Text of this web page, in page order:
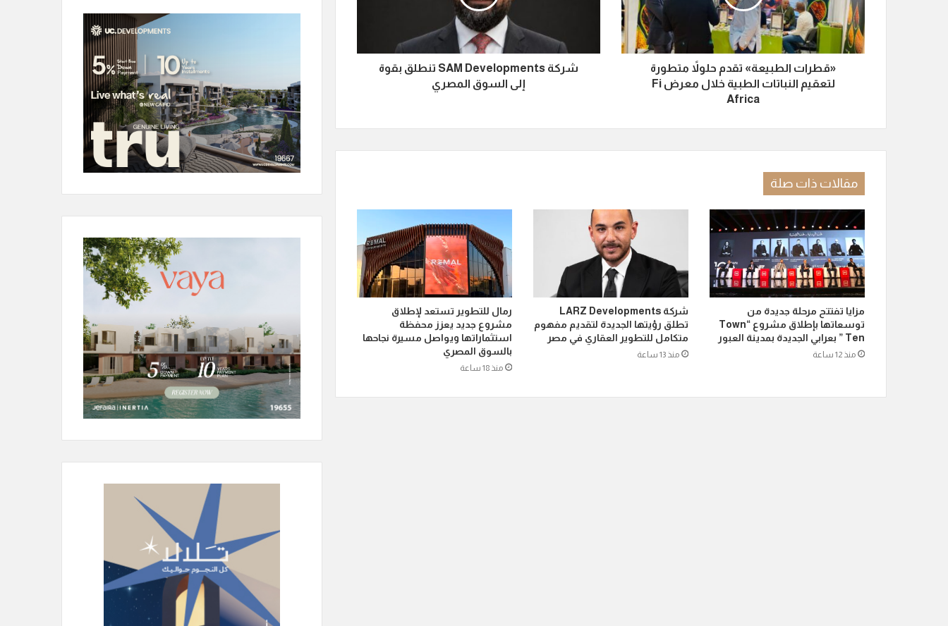
«قطرات الطبيعة» تقدم حلولاً متطورة
لتعقيم النباتات الطبية خلال معرض Fi
Africa
شركة SAM Developments تنطلق بقوة
إلى السوق المصري
مقالات ذات صلة
مزايا تفتتح مرحلة جديدة من
توسعاتها بإطلاق مشروع “Town
Ten ” بعرابي الجديدة بمدينة العبور
منذ 12 ساعة
شركة LARZ Developments
تطلق رؤيتها الجديدة لتقديم مفهوم
متكامل للتطوير العقاري في مصر
منذ 13 ساعة
رمال للتطوير تستعد لإطلاق
مشروع جديد يعزز محفظة
استثماراتها ويواصل مسيرة نجاحها
بالسوق المصري
منذ 18 ساعة